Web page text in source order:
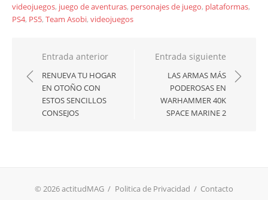
videojuegos, juego de aventuras, personajes de juego, plataformas,
PS4, PS5, Team Asobi, videojuegos
Navegación
de
entradas
Entrada anterior
RENUEVA TU HOGAR
EN OTOÑO CON
ESTOS SENCILLOS
CONSEJOS
Entrada siguiente
LAS ARMAS MÁS
PODEROSAS EN
WARHAMMER 40K
SPACE MARINE 2
© 2026 actitudMAG / Politica de Privacidad / Contacto